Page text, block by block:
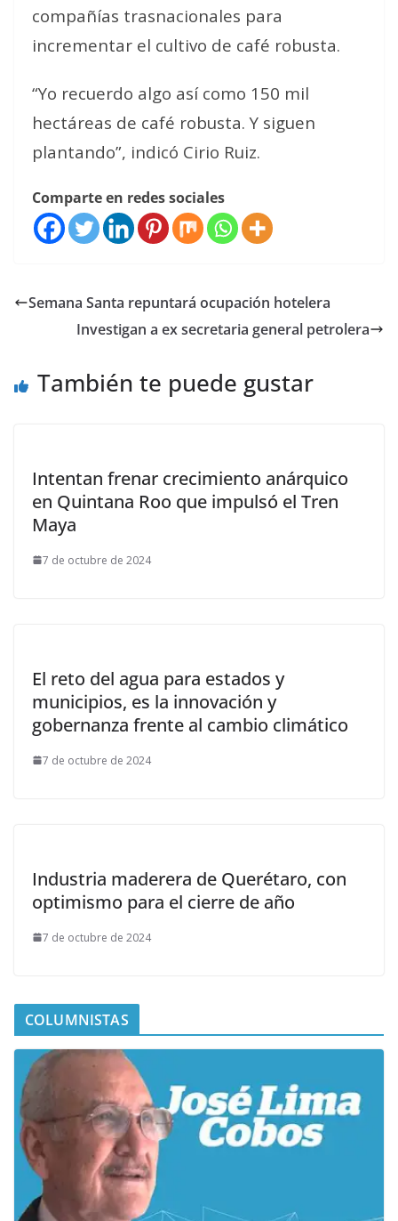
compañías trasnacionales para
incrementar el cultivo de café robusta.
“Yo recuerdo algo así como 150 mil
hectáreas de café robusta. Y siguen
plantando”, indicó Cirio Ruiz.
Comparte en redes sociales
Semana Santa repuntará ocupación hotelera
Investigan a ex secretaria general petrolera
También te puede gustar
Intentan frenar crecimiento anárquico
en Quintana Roo que impulsó el Tren
Maya
7 de octubre de 2024
El reto del agua para estados y
municipios, es la innovación y
gobernanza frente al cambio climático
7 de octubre de 2024
Industria maderera de Querétaro, con
optimismo para el cierre de año
7 de octubre de 2024
COLUMNISTAS